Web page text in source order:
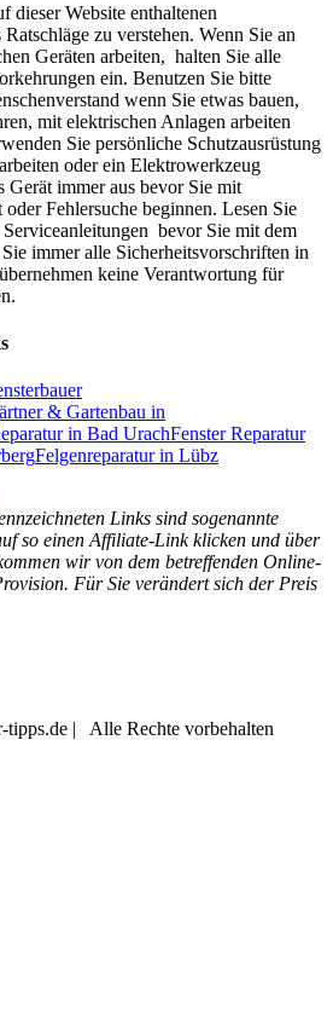
dieser Website enthaltenen
zu verstehen. Wenn Sie an
Geräten arbeiten, halten Sie alle
ein. Benutzen Sie bitte
wenn Sie etwas bauen,
mit elektrischen Anlagen arbeiten
Sie persönliche Schutzausrüstung
oder ein Elektrowerkzeug
Gerät immer aus bevor Sie mit
Fehlersuche beginnen. Lesen Sie
bevor Sie mit dem
immer alle Sicherheitsvorschriften in
keine Verantwortung für
& Gartenbau in
in Bad UrachFenster Reparatur
Felgenreparatur in Lübz
Links sind sogenannte
so einen Affiliate-Link klicken und über
wir von dem betreffenden Online-
Für Sie verändert sich der Preis
tipps.de | Alle Rechte vorbehalten